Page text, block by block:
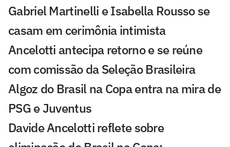
Gabriel Martinelli e Isabella Rousso se
casam em cerimônia intimista
Ancelotti antecipa retorno e se reúne
com comissão da Seleção Brasileira
Algoz do Brasil na Copa entra na mira de
PSG e Juventus
Davide Ancelotti reflete sobre